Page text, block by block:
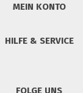
MEIN KONTO
HILFE & SERVICE
FOLGE UNS